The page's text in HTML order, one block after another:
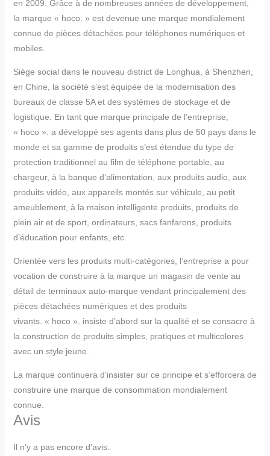
en 2009. Grâce à de nombreuses années de développement,
la marque « hoco. » est devenue une marque mondialement
connue de pièces détachées pour téléphones numériques et
mobiles.
Siège social dans le nouveau district de Longhua, à Shenzhen,
en Chine, la société s’est équipée de la modernisation des
bureaux de classe 5A et des systèmes de stockage et de
logistique. En tant que marque principale de l’entreprise,
« hoco ». a développé ses agents dans plus de 50 pays dans le
monde et sa gamme de produits s’est étendue du type de
protection traditionnel au film de téléphone portable, au
chargeur, à la banque d’alimentation, aux produits audio, aux
produits vidéo, aux appareils montés sur véhicule, au petit
ameublement, à la maison intelligente produits, produits de
plein air et de sport, ordinateurs, sacs fanfarons, produits
d’éducation pour enfants, etc.
Orientée vers les produits multi-catégories, l’entreprise a pour
vocation de construire à la marque un magasin de vente au
détail de terminaux auto-marque vendant principalement des
pièces détachées numériques et des produits
vivants. « hoco ». insiste d’abord sur la qualité et se consacre à
la construction de produits simples, pratiques et multicolores
avec un style jeune.
La marque continuera d’insister sur ce principe et s’efforcera de
construire une marque de consommation mondialement
connue.
Avis
Il n’y a pas encore d’avis.